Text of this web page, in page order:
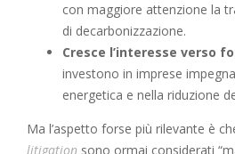
con maggiore attenzione la
di decarbonizzazione.
Cresce l’interesse verso
investono in imprese
energetica e nella riduzione
Ma l’aspetto forse più rilevante è
litigation sono ormai considerati